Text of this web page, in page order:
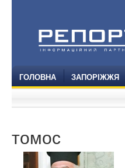
ГОЛОВНА ЗАПОРІЖЖЯ
томос